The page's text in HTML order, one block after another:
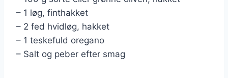
– 1 løg, finthakket
– 2 fed hvidløg, hakket
– 1 teskefuld oregano
– Salt og peber efter smag